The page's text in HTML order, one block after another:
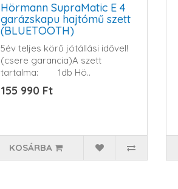
Hörmann SupraMatic E 4
garázskapu hajtómű szett
(BLUETOOTH)
5év teljes körű jótállási idővel!
(csere garancia)A szett
tartalma: 1db Hö..
155 990 Ft
KOSÁRBA